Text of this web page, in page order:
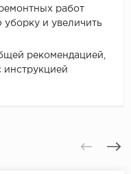
работ
и увеличить
рекомендацией,
инструкцией